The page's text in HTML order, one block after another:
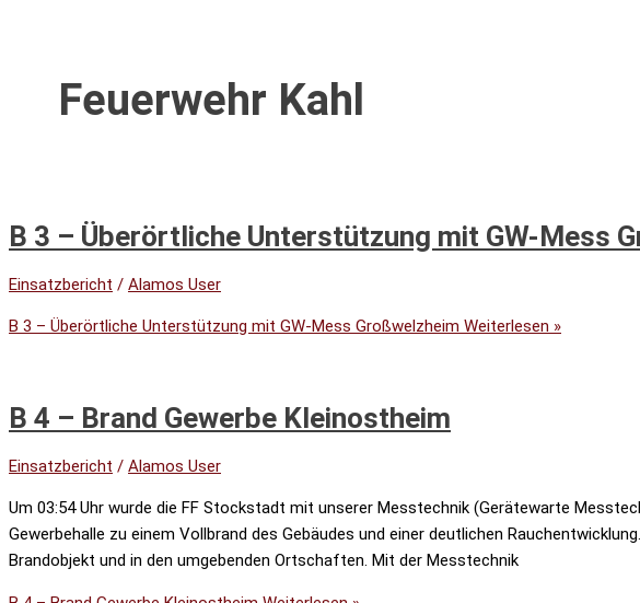
Feuerwehr Kahl
B 3 – Überörtliche Unterstützung mit GW-Mess
Einsatzbericht / Alamos User
B 3 – Überörtliche Unterstützung mit GW-Mess Großwelzheim Weiterlesen »
B 4 – Brand Gewerbe Kleinostheim
Einsatzbericht / Alamos User
Um 03:54 Uhr wurde die FF Stockstadt mit unserer Messtechnik (Gerätewarte
Gewerbehalle zu einem Vollbrand des Gebäudes und einer deutlichen
Brandobjekt und in den umgebenden Ortschaften. Mit der Messtechnik